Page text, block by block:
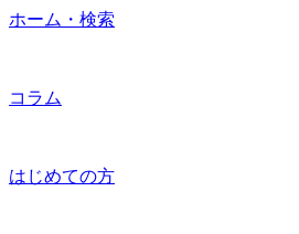
ホーム・検索
コラム
はじめての方